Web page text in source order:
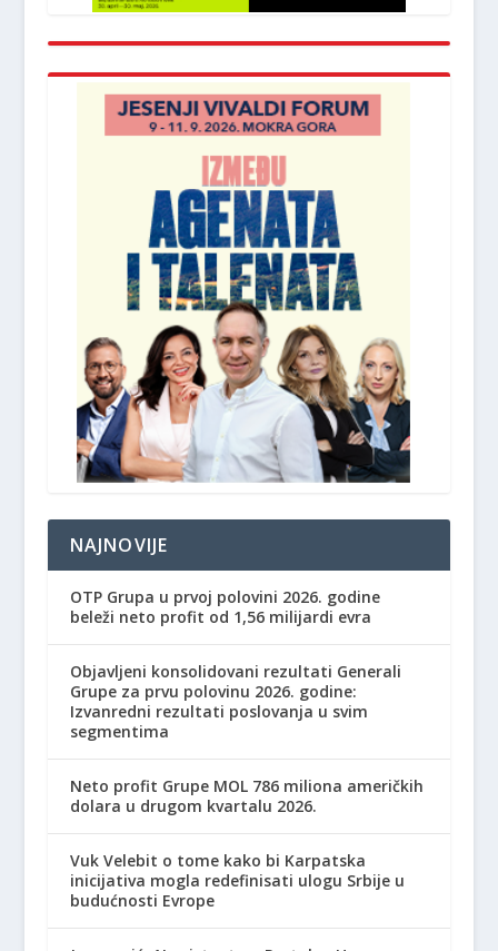
NAJNOVIJE
OTP Grupa u prvoj polovini 2026. godine
beleži neto profit od 1,56 milijardi evra
Objavljeni konsolidovani rezultati Generali
Grupe za prvu polovinu 2026. godine:
Izvanredni rezultati poslovanja u svim
segmentima
Neto profit Grupe MOL 786 miliona američkih
dolara u drugom kvartalu 2026.
Vuk Velebit o tome kako bi Karpatska
inicijativa mogla redefinisati ulogu Srbije u
budućnosti Evrope